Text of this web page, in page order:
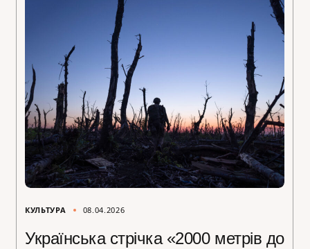
КУЛЬТУРА 08.04.2026
Українська стрічка «2000 метрів до